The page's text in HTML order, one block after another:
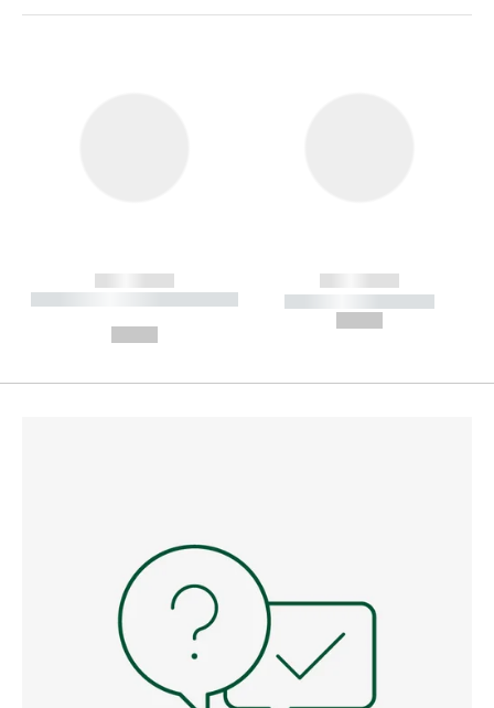
------------
----------- ----------- --------
------------
----------- -----------